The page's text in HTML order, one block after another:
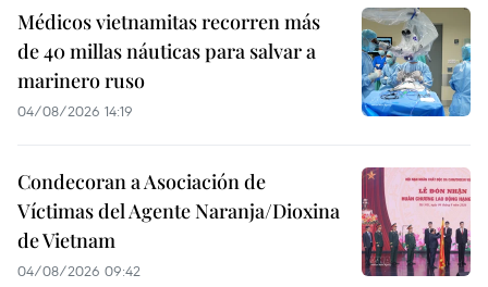
Médicos vietnamitas recorren más
de 40 millas náuticas para salvar a
marinero ruso
04/08/2026 14:19
Condecoran a Asociación de
Víctimas del Agente Naranja/Dioxina
de Vietnam
04/08/2026 09:42